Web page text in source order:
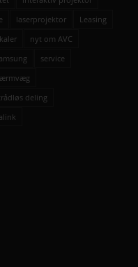
laserprojektor
Leasing
nyt om AVC
service
deling